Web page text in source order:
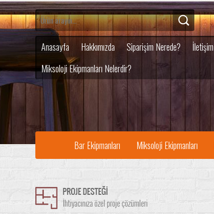
Anasayfa Hakkımızda Siparişim Nerede?
İletişim
Miksoloji Ekipmanları Nelerdir?
Bar Ekipmanları Miksoloji Ekipmanları